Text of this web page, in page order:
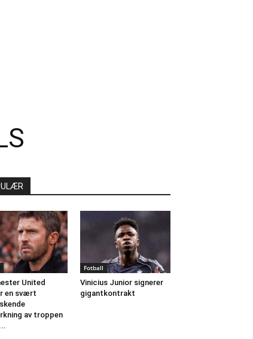
United
en svært
av troppen
Fotball
Vinicius Junior signerer
gigantkontrakt